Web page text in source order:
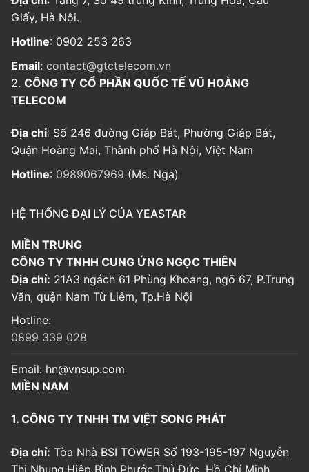
Giấy, Hà Nội.
Hotline: 0902 253 263
Email: contact@gtctelecom.vn
2. CÔNG TY CỔ PHẦN QUỐC TẾ VŨ HOÀNG
TELECOM
Địa chỉ: Số 246 đường Giáp Bát, Phường Giáp Bát,
Quận Hoàng Mai, Thành phố Hà Nội, Việt Nam
Hotline: 0989067969 (Ms. Nga)
HỆ THỐNG ĐẠI LÝ CỦA YEASTAR
MIỀN TRUNG
CÔNG TY TNHH CUNG ỨNG NGỌC THIÊN
Địa chỉ: 21A3 ngách 61 Phùng Khoang, ngõ 67, P.Trung
Văn, quận Nam Từ Liêm, Tp.Hà Nội
Hotline:
0899 339 028
Email: hn@vnsup.com
MIỀN NAM
1. CÔNG TY TNHH TM VIỆT SONG PHÁT
Địa chỉ: Tòa Nhà BSI TOWER Số 193-195-197 Nguyễn
Thị Nhung,Hiệp Bình Phước,Thủ Đức, Hồ Chí Minh